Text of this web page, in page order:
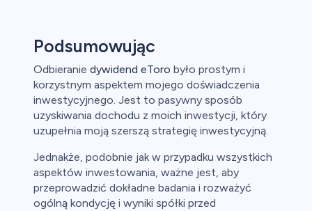
Podsumowując
Odbieranie dywidend eToro było prostym i
korzystnym aspektem mojego doświadczenia
inwestycyjnego. Jest to pasywny sposób
uzyskiwania dochodu z moich inwestycji, który
uzupełnia moją szerszą strategię inwestycyjną.
Jednakże, podobnie jak w przypadku wszystkich
aspektów inwestowania, ważne jest, aby
przeprowadzić dokładne badania i rozważyć
ogólną kondycję i wyniki spółki przed